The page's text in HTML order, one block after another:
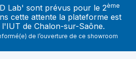
Lab' sont prévus pour le 2ème
cette attente la plateforme est
de Chalon-sur-Saône.
de l’ouverture de ce showroom